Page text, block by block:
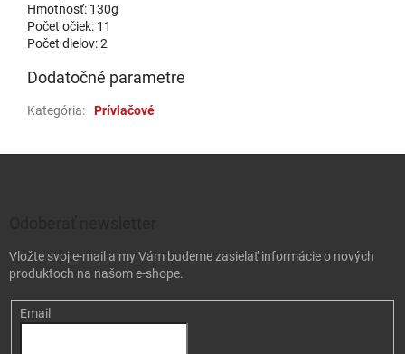
Hmotnosť: 130g
Počet očiek: 11
Počet dielov: 2
Dodatočné parametre
Kategória: Prívlačové
Vložte svoj e-mail a my Vám budeme zasielať informácie o nových
produktoch na našom e-shope.
Email